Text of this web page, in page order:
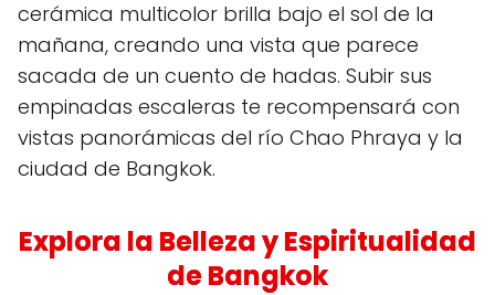
cerámica multicolor brilla bajo el sol de la
mañana, creando una vista que parece
sacada de un cuento de hadas. Subir sus
empinadas escaleras te recompensará con
vistas panorámicas del río Chao Phraya y la
ciudad de Bangkok.
Explora la Belleza y Espiritualidad
de Bangkok